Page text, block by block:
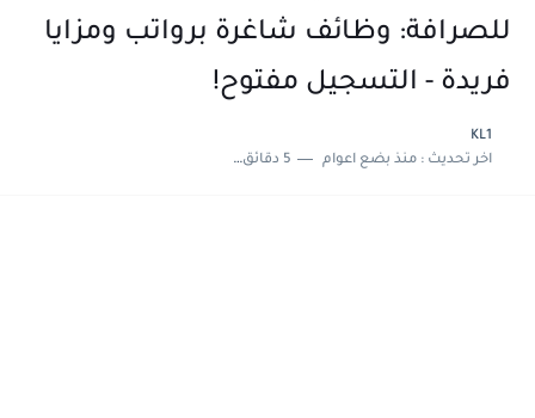
للصرافة: وظائف شاغرة برواتب ومزايا
فريدة - التسجيل مفتوح!
KL1
اخر تحديث :منذ بضع اعوام 5 دقائق للقراءة